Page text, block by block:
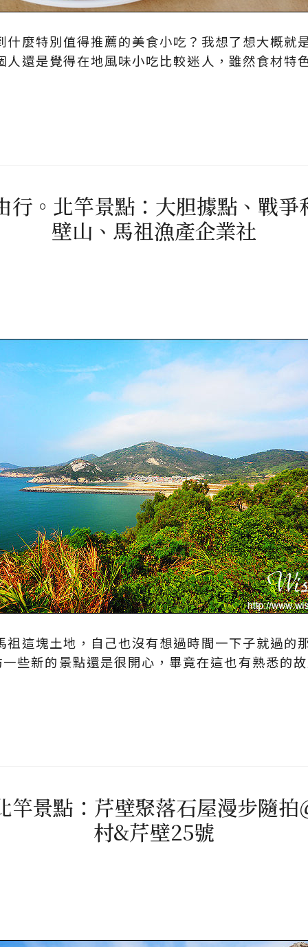
麼特別值得推薦的美食小吃？我想了想大概就
還是覺得在地風味小吃比較迷人，雖然食材特
行。北竿景點：大胆據點、戰
壁山、馬祖漁產企業社
這塊土地，自己也沒有想過時間一下子就過的
些新的景點還是很開心，畢竟在這也有熟悉的
竿景點：芹壁聚落石屋漫步隨
村&芹壁25號